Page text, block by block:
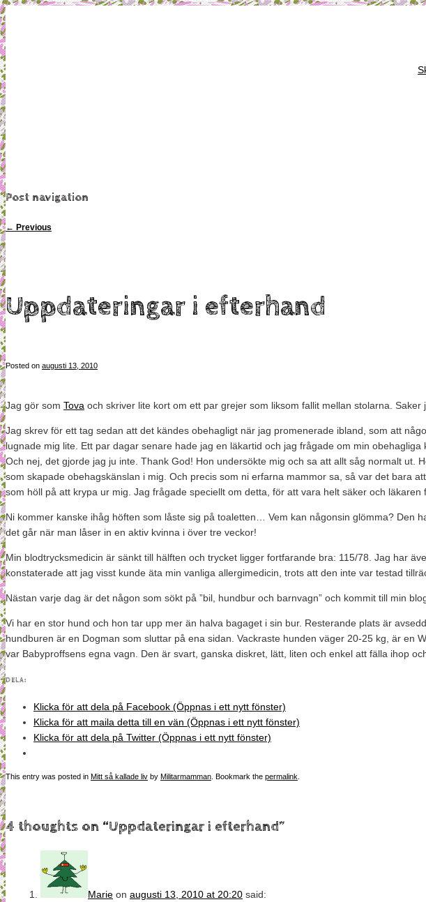
Post navigation
← Previous
Uppdateringar i efterhand
Posted on augusti 13, 2010
Jag gör som Tova och skriver lite kort om ett par grejer som liksom fallit mellan stolarna.
Jag skrev för ett tag sedan att det kändes obehagligt när jag promenerade ibland, som att
lugnade mig lite. Ett par dagar senare hade jag en läkartid och jag frågade om min
Och nej, det gjorde jag ju inte. Thank God! Hon undersökte mig och sa att allt såg normalt
som skapade obehagskänslan i mig. Och precis som ni erfarna mammor sa, så var det bara
som höll på att krypa ur mig. Jag frågade speciellt om detta, för att vara helt säker och läkaren
Ni kommer kanske ihåg höften som låste sig på toaletten… Vem kan någonsin glömma? Den
det går när man låser in en aktiv kvinna i över tre veckor!
Min blodtrycksmedicin är sänkt till hälften och trycket ligger fortfarande bra: 115/78. Jag har
konstaterade att jag visst kunde äta min vanliga allergimedicin, trots att den inte var testad
Nästan varje dag är det någon som sökt på ”bil, hundbur och barnvagn” och kommit till min
Vi har en stor hund och hon tar upp mer än halva bagaget i sin bur. Resterande plats är
hundburen är en Dogman som sluttar på ena sidan. Vackraste hunden väger 20-25 kg, är
var Babyproffsens egna vagn. Den är svart, ganska diskret, lätt, liten och enkel att fälla ihop
DELA:
Klicka för att dela på Facebook (Öppnas i ett nytt fönster)
Klicka för att maila detta till en vän (Öppnas i ett nytt fönster)
Klicka för att dela på Twitter (Öppnas i ett nytt fönster)
This entry was posted in Mitt så kallade liv by Militarmamman . Bookmark the permalink
4 thoughts on “Uppdateringar i efterhand”
Marie on augusti 13, 2010 at 20:20 said: